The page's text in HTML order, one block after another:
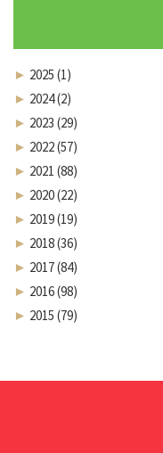
► 2025 (1)
► 2024 (2)
► 2023 (29)
► 2022 (57)
► 2021 (88)
► 2020 (22)
► 2019 (19)
► 2018 (36)
► 2017 (84)
► 2016 (98)
► 2015 (79)